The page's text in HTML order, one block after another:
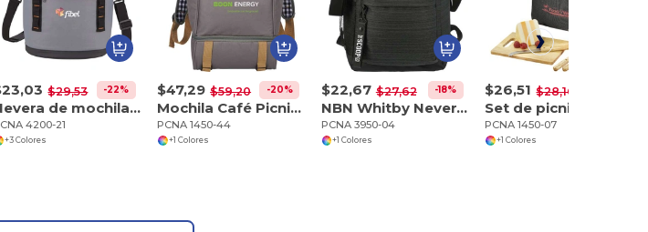
$29,53 -22%
Nevera de mochila con 20 latas
4200-21
+3 Colores
$47,29 $59,20 -20%
Mochila Café Picnic para dos
PCNA 1450-44
+1 Colores
$22,67 $27,62 -18%
NBN Whitby Nevera de mochila con 24 latas
PCNA 3950-04
+1 Colores
$26,51 $28,16
PCNA 1450-07
+1 Colores